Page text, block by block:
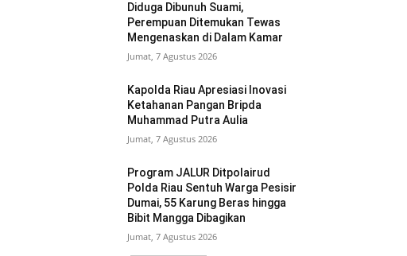
Diduga Dibunuh Suami,
Perempuan Ditemukan Tewas
Mengenaskan di Dalam Kamar
Jumat, 7 Agustus 2026
Kapolda Riau Apresiasi Inovasi
Ketahanan Pangan Bripda
Muhammad Putra Aulia
Jumat, 7 Agustus 2026
Program JALUR Ditpolairud
Polda Riau Sentuh Warga Pesisir
Dumai, 55 Karung Beras hingga
Bibit Mangga Dibagikan
Jumat, 7 Agustus 2026